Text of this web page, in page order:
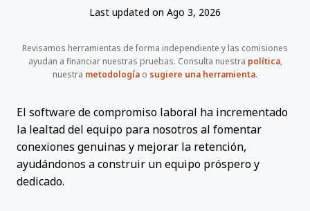
Last updated on Ago 3, 2026
Revisamos herramientas de forma independiente y las comisiones
ayudan a financiar nuestras pruebas. Consulta nuestra política,
nuestra metodología o sugiere una herramienta.
El software de compromiso laboral ha incrementado
la lealtad del equipo para nosotros al fomentar
conexiones genuinas y mejorar la retención,
ayudándonos a construir un equipo próspero y
dedicado.